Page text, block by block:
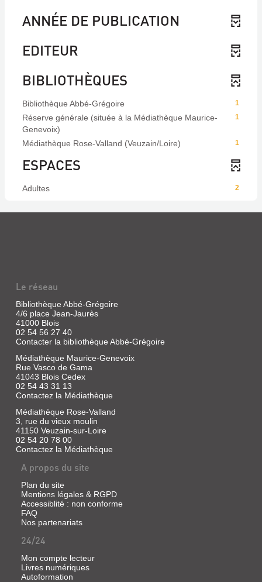
ANNÉE DE PUBLICATION
EDITEUR
BIBLIOTHÈQUES
1
Bibliothèque Abbé-Grégoire
1
Réserve générale (située à la Médiathèque Maurice-
Genevoix)
1
Médiathèque Rose-Valland (Veuzain/Loire)
ESPACES
2
Adultes
Le réseau
Bibliothèque Abbé-Grégoire
4/6 place Jean-Jaurès
41000 Blois
02 54 56 27 40
Contacter la bibliothèque Abbé-Grégoire
Médiathèque Maurice-Genevoix
Rue Vasco de Gama
41043 Blois Cedex
02 54 43 31 13
Contactez la Médiathèque
Médiathèque Rose-Valland
3, rue du vieux moulin
41150 Veuzain-sur-Loire
02 54 20 78 00
Contactez la Médiathèque
A propos du site
Plan du site
Mentions légales & RGPD
Accessiblité : non conforme
FAQ
Nos partenariats
24/24
Mon compte lecteur
Livres numériques
Autoformation